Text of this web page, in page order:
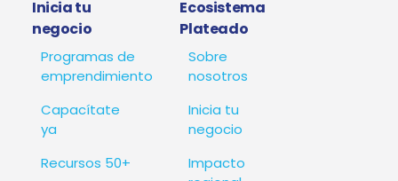
Inicia tu
negocio
Programas de
emprendimiento
Capacítate
ya
Recursos 50+
Ecosistema
Plateado
Sobre
nosotros
Inicia tu
negocio
Impacto